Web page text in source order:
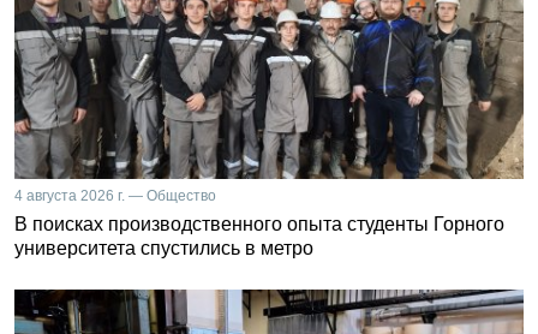
4 августа 2026 г. — Общество
В поисках производственного опыта студенты Горного
университета спустились в метро